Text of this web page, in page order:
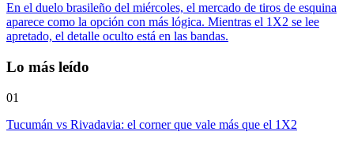
En el duelo brasileño del miércoles, el mercado de tiros de esquina
aparece como la opción con más lógica. Mientras el 1X2 se lee
apretado, el detalle oculto está en las bandas.
Lo más leído
01
Tucumán vs Rivadavia: el corner que vale más que el 1X2